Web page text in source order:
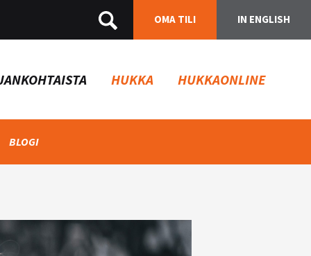
OMA TILI IN ENGLISH
HUKKA HUKKAONLINE
BLOGI